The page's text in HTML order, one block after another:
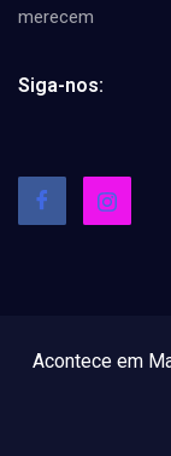
merecem
Siga-nos:
Acontece em